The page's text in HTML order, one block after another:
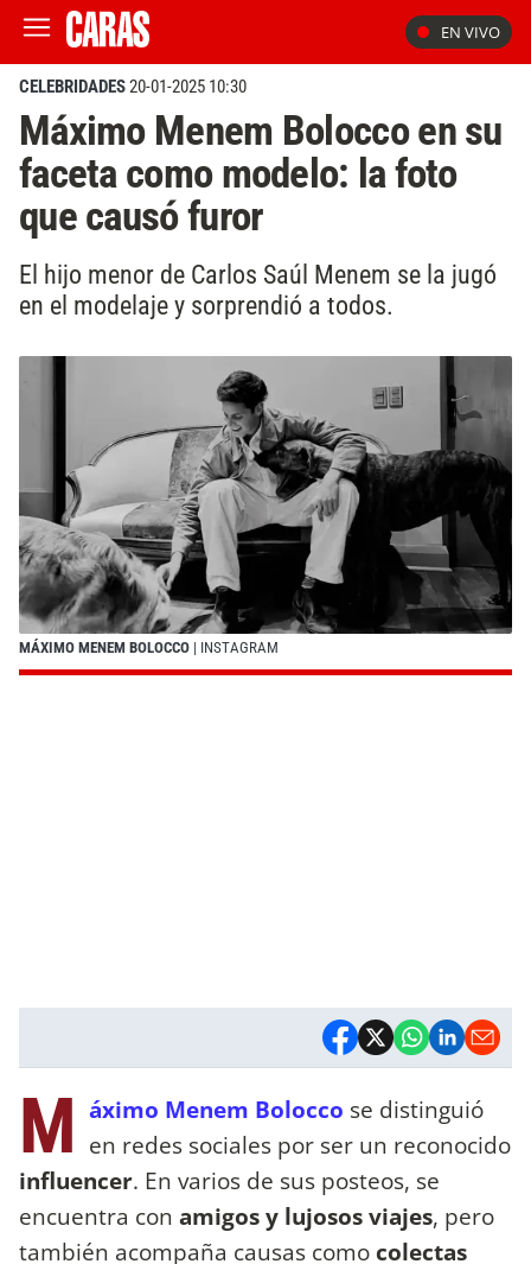
EN VIVO
CELEBRIDADES20-01-2025 10:30
Máximo Menem Bolocco en su
faceta como modelo: la foto
que causó furor
El hijo menor de Carlos Saúl Menem se la jugó
en el modelaje y sorprendió a todos.
MÁXIMO MENEM BOLOCCO | INSTAGRAM
M áximo Menem Bolocco se distinguió
en redes sociales por ser un reconocido
influencer. En varios de sus posteos, se
encuentra con amigos y lujosos viajes, pero
también acompaña causas como colectas